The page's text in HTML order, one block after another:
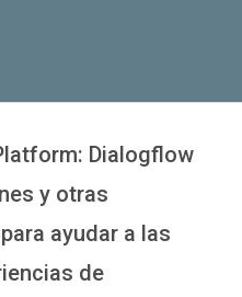
Dialogflow
y otras
ayudar a las
de